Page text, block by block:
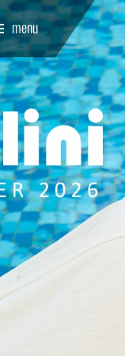
menu